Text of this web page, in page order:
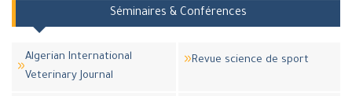
Séminaires & Conférences
Algerian International
Veterinary Journal
Revue science de sport